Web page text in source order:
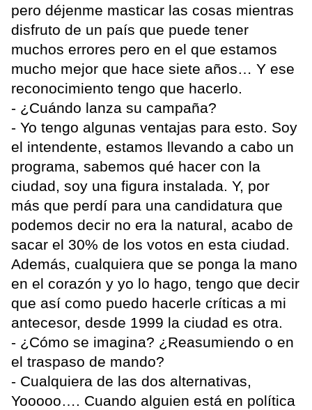
pero déjenme masticar las cosas mientras
disfruto de un país que puede tener
muchos errores pero en el que estamos
mucho mejor que hace siete años… Y ese
reconocimiento tengo que hacerlo.
- ¿Cuándo lanza su campaña?
- Yo tengo algunas ventajas para esto. Soy
el intendente, estamos llevando a cabo un
programa, sabemos qué hacer con la
ciudad, soy una figura instalada. Y, por
más que perdí para una candidatura que
podemos decir no era la natural, acabo de
sacar el 30% de los votos en esta ciudad.
Además, cualquiera que se ponga la mano
en el corazón y yo lo hago, tengo que decir
que así como puedo hacerle críticas a mi
antecesor, desde 1999 la ciudad es otra.
- ¿Cómo se imagina? ¿Reasumiendo o en
el traspaso de mando?
- Cualquiera de las dos alternativas,
Yooooo…. Cuando alguien está en política